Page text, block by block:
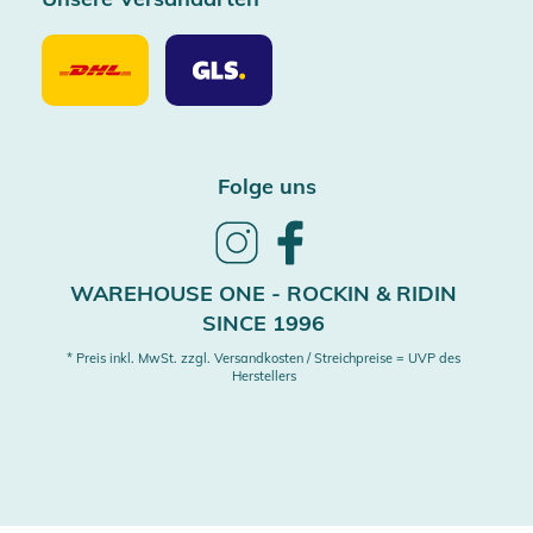
Unsere
Versandarten
DHL
Unsere
Versandarten
GLS
Folge uns
Follow
InstagramFacebook
WAREHOUSE ONE - ROCKIN & RIDIN
SINCE 1996
* Preis inkl. MwSt. zzgl. Versandkosten / Streichpreise = UVP des
Herstellers